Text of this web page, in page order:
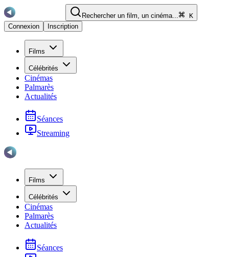
Rechercher un film, un cinéma...
K
Connexion
Inscription
Films
Célébrités
Cinémas
Palmarès
Actualités
Séances
Streaming
Films
Célébrités
Cinémas
Palmarès
Actualités
Séances